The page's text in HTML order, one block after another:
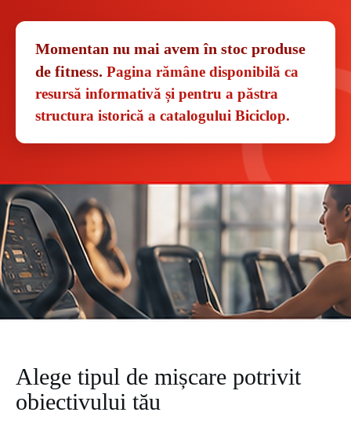
Momentan nu mai avem în stoc produse
de fitness. Pagina rămâne disponibilă ca
resursă informativă și pentru a păstra
structura istorică a catalogului Biciclop.
Alege tipul de mișcare potrivit
obiectivului tău